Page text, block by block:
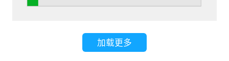
每个缩放输入可以分配一个参与者，并根据需
要在相机和共享之间动态切换，或者多个缩放输入
加载更多